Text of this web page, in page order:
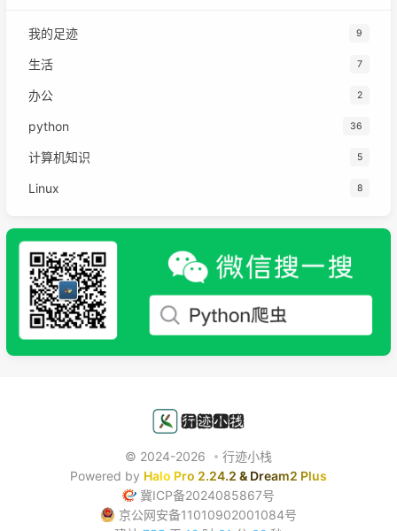
我的足迹 9
生活 7
办公 2
python 36
计算机知识 5
Linux 8
© 2024-2026
行迹小栈
Powered by Halo Pro 2.24.2 & Dream2 Plus
冀ICP备2024085867号
京公网安备11010902001084号